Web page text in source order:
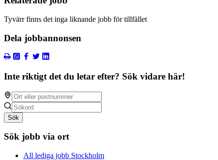
Tyvärr finns det inga liknande jobb för tillfället
Dela jobbannonsen
Inte riktigt det du letar efter? Sök vidare här!
Sök
Sök jobb via ort
All lediga jobb Stockholm